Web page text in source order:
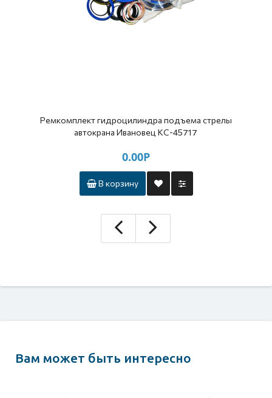
Ремкомплект гидроцилиндра подъема стрелы
автокрана Ивановец КС-45717
0.00Р
В корзину
Вам может быть интересно